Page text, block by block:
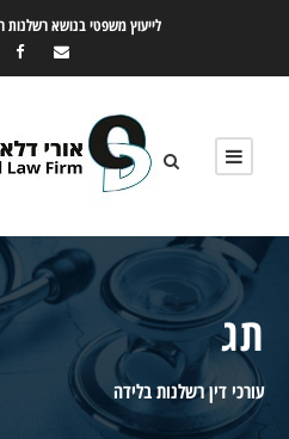
לייעוץ משפטי בנושא רשלנות
תג
עורכי דין רשלנות בלידה